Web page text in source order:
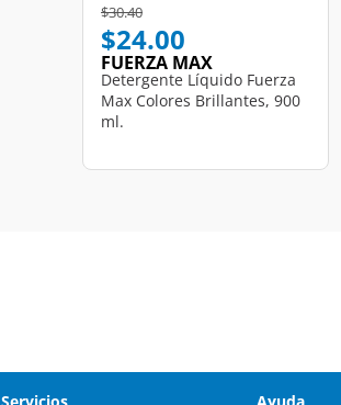
Price reduced from
$30.40to
$24.00
FUERZA MAX
Detergente Líquido Fuerza
Max Colores Brillantes, 900
ml.